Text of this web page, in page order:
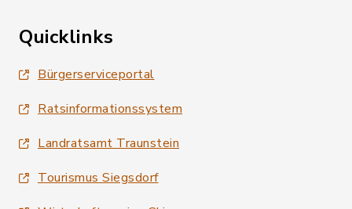
Quicklinks
Bürgerserviceportal
Ratsinformationssystem
Landratsamt Traunstein
Tourismus Siegsdorf